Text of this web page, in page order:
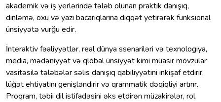
akademik və iş yerlərində tələb olunan praktik danışıq,
dinləmə, oxu və yazı bacarıqlarına diqqət yetirərək funksional
ünsiyyətə vurğu edir.
İnteraktiv fəaliyyətlər, real dünya ssenariləri və texnologiya,
media, mədəniyyət və qlobal ünsiyyət kimi müasir mövzular
vasitəsilə tələbələr səlis danışıq qabiliyyətini inkişaf etdirir,
lüğət ehtiyatını genişləndirir və qrammatik dəqiqliyi artırır.
Proqram, təbii dil istifadəsini əks etdirən müzakirələr, rol